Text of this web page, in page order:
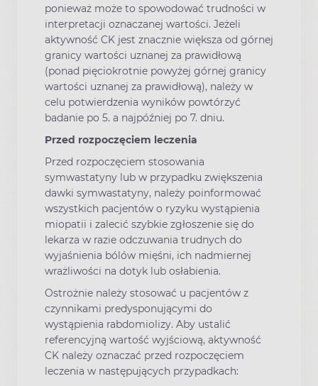
ponieważ może to spowodować trudności w
interpretacji oznaczanej wartości. Jeżeli
aktywność CK jest znacznie większa od górnej
granicy wartości uznanej za prawidłową
(ponad pięciokrotnie powyżej górnej granicy
wartości uznanej za prawidłową), należy w
celu potwierdzenia wyników powtórzyć
badanie po 5. a najpóźniej po 7. dniu.
Przed rozpoczęciem leczenia
Przed rozpoczęciem stosowania
symwastatyny lub w przypadku zwiększenia
dawki symwastatyny, należy poinformować
wszystkich pacjentów o ryzyku wystąpienia
miopatii i zalecić szybkie zgłoszenie się do
lekarza w razie odczuwania trudnych do
wyjaśnienia bólów mięśni, ich nadmiernej
wrażliwości na dotyk lub osłabienia.
Ostrożnie należy stosować u pacjentów z
czynnikami predysponującymi do
wystąpienia rabdomiolizy. Aby ustalić
referencyjną wartość wyjściową, aktywność
CK należy oznaczać przed rozpoczęciem
leczenia w następujących przypadkach: